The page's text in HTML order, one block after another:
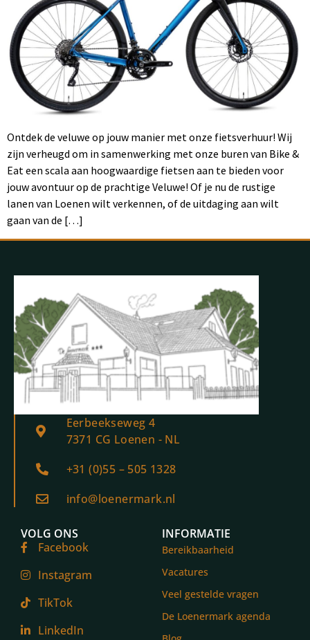
Ontdek de veluwe op jouw manier met onze fietsverhuur! Wij
zijn verheugd om in samenwerking met onze buren van Bike &
Eat een scala aan hoogwaardige fietsen aan te bieden voor
jouw avontuur op de prachtige Veluwe! Of je nu de rustige
lanen van Loenen wilt verkennen, of de uitdaging aan wilt
gaan van de […]
Eerbeekseweg 4
7371 CG Loenen - NL
+31 (0)55 – 505 1328
info@loenermark.nl
VOLG ONS
Facebook
Instagram
TikTok
LinkedIn
INFORMATIE
Bereikbaarheid
Vacatures
Veel gestelde vragen
De Loenermark agenda